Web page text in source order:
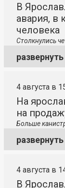
В
авария, в
человека
Столкнулись
развернуть
4 августа в
На
на
Больше
развернуть
4 августа в
В